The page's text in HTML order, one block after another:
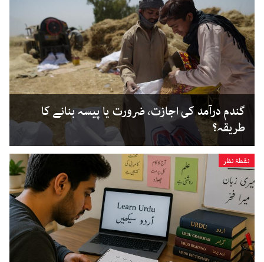
گندم درآمد کی اجازت، ضرورت یا پیسہ بنانے کا
طریقہ؟
نقطۂ نظر